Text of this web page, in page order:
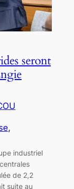
seront
industriel
de 2,2
suite au